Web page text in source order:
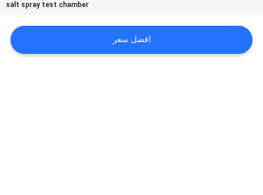
اقتباس
salt spray test chamber
افضل سعر